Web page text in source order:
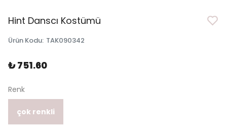
Hint Danscı Kostümü
Ürün Kodu: TAK090342
₺ 751.60
Renk
çok renkli